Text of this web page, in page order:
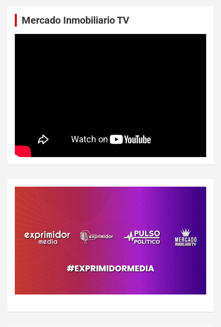
Mercado Inmobiliario TV